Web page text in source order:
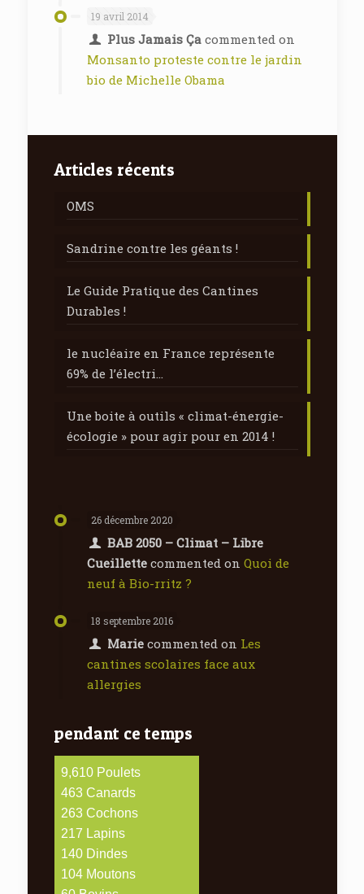
19 avril 2014
Plus Jamais Çacommented on
Monsanto proteste contre le jardin
bio de Michelle Obama
Articles récents
OMS
Sandrine contre les géants !
Le Guide Pratique des Cantines
Durables !
le nucléaire en France représente
69% de l’électri…
Une boite à outils « climat-énergie-
écologie » pour agir pour en 2014 !
26 décembre 2020
BAB 2050 – Climat – Libre
Cueillettecommented on Quoi de
neuf à Bio-rritz ?
18 septembre 2016
Mariecommented on Les
cantines scolaires face aux
allergies
pendant ce temps
10,349 Poulets
499 Canards
283 Cochons
234 Lapins
150 Dindes
112 Moutons